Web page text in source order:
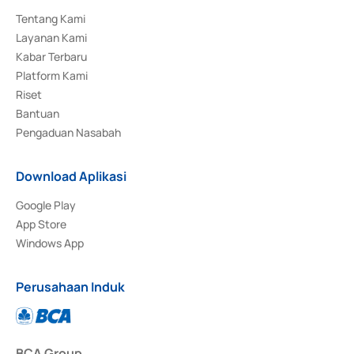
Tentang Kami
Layanan Kami
Kabar Terbaru
Platform Kami
Riset
Bantuan
Pengaduan Nasabah
Download Aplikasi
Google Play
App Store
Windows App
Perusahaan Induk